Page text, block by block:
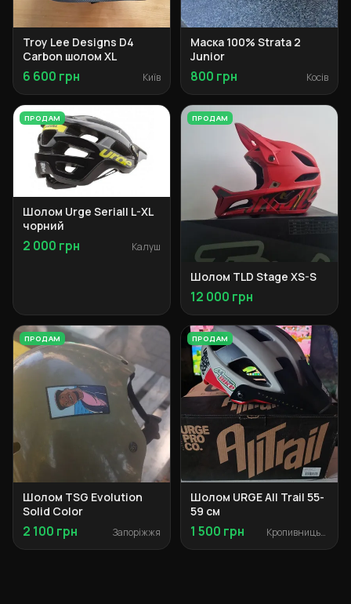
Troy Lee Designs D4
Carbon шолом XL
6 600 грн Київ
Маска 100% Strata 2
Junior
800 грн Косів
ПРОДАМ
Шолом Urge Seriall L-XL
чорний
2 000 грн Калуш
ПРОДАМ
Шолом TLD Stage XS-S
12 000 грн
ПРОДАМ
Шолом TSG Evolution
Solid Color
2 100 грн Запоріжжя
ПРОДАМ
Шолом URGE All Trail 55-
59 см
1 500 грн Кропивницький